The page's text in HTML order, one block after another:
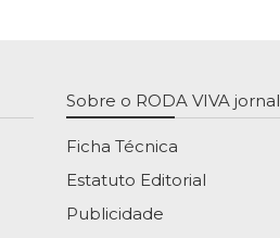
Sobre o RODA VIVA jornal
Ficha Técnica
Estatuto Editorial
Publicidade